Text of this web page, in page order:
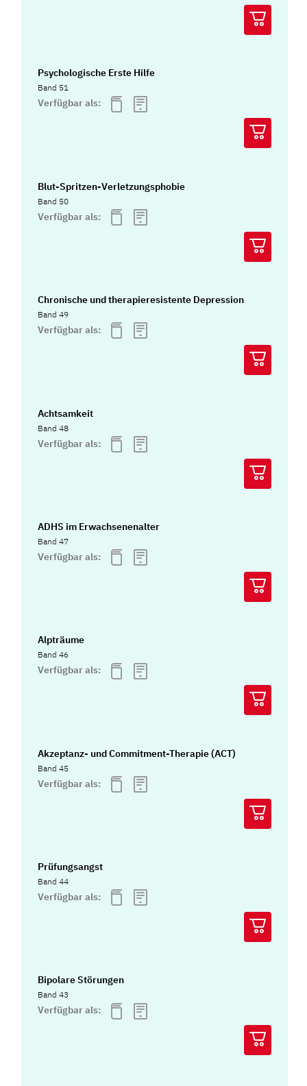
Psychologische Erste Hilfe
Band 51
Verfügbar als:
Blut-Spritzen-Verletzungsphobie
Band 50
Verfügbar als:
Chronische und therapieresistente Depression
Band 49
Verfügbar als:
Achtsamkeit
Band 48
Verfügbar als:
ADHS im Erwachsenenalter
Band 47
Verfügbar als:
Alpträume
Band 46
Verfügbar als:
Akzeptanz- und Commitment-Therapie (ACT)
Band 45
Verfügbar als:
Prüfungsangst
Band 44
Verfügbar als:
Bipolare Störungen
Band 43
Verfügbar als: